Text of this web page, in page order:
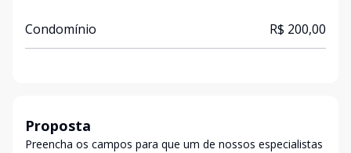
Condomínio R$ 200,00
Proposta
Preencha os campos para que um de nossos especialistas